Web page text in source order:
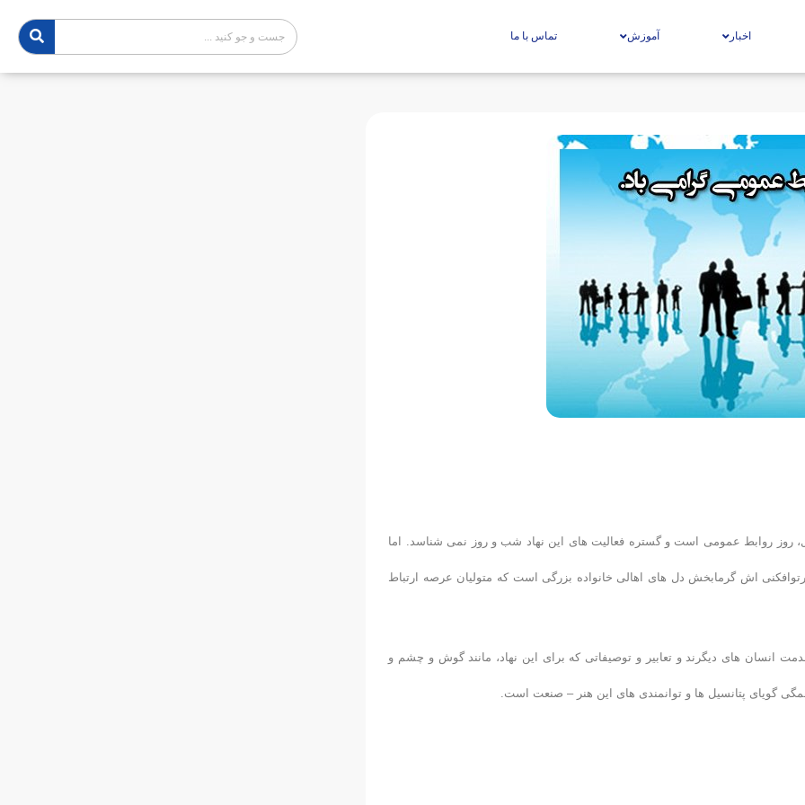
اخبار آموزش تماس با ما
روز روابط عمومی است و گستره فعالیت های این نهاد شب و روز نمی شناسد. اما
اش گرمابخش دل های اهالی خانواده بزرگی است که متولیان عرصه ارتباط
انسان های دیگرند و تعابیر و توصیفاتی که برای این نهاد، مانند گوش و چشم و
گویای پتانسیل ها و توانمندی های این هنر – صنعت است.